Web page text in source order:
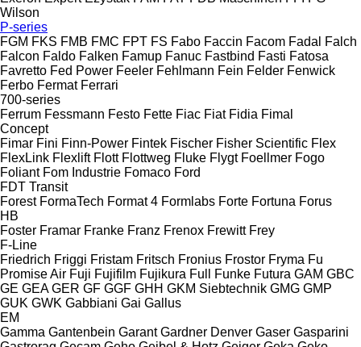
Wilson
P-series
FGM FKS FMB FMC FPT FS Fabo Faccin Facom Fadal
Falch
Falcon Faldo Falken Famup Fanuc Fastbind Fasti Fatosa
Favretto Fed Power Feeler Fehlmann Fein Felder Fenwick
Ferbo Fermat Ferrari
700-series
Ferrum Fessmann Festo Fette Fiac Fiat Fidia Fimal
Concept
Fimar Fini Finn-Power Fintek Fischer Fisher Scientific Flex
FlexLink Flexlift Flott Flottweg Fluke Flygt Foellmer Fogo
Foliant Fom Industrie Fomaco Ford
FDT Transit
Forest FormaTech Format 4 Formlabs Forte Fortuna Forus
HB
Foster Framar Franke Franz Frenox Frewitt Frey
F-Line
Friedrich Friggi Fristam Fritsch Fronius Frostor Fryma Fu
Promise Air Fuji Fujifilm Fujikura Full Funke Futura GAM GBC
GE GEA GER GF GGF GHH GKM Siebtechnik GMG GMP
GUK GWK Gabbiani Gai Gallus
EM
Gamma Gantenbein Garant Gardner Denver Gaser Gasparini